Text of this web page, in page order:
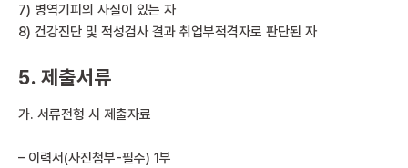
7) 병역기피의 사실이 있는 자
8) 건강진단 및 적성검사 결과 취업부적격자로 판단된 자
5. 제출서류
가. 서류전형 시 제출자료
– 이력서(사진첨부-필수) 1부